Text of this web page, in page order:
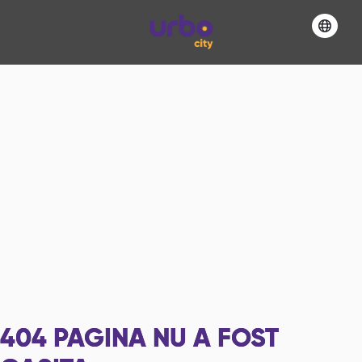
404 PAGINA NU A FOST